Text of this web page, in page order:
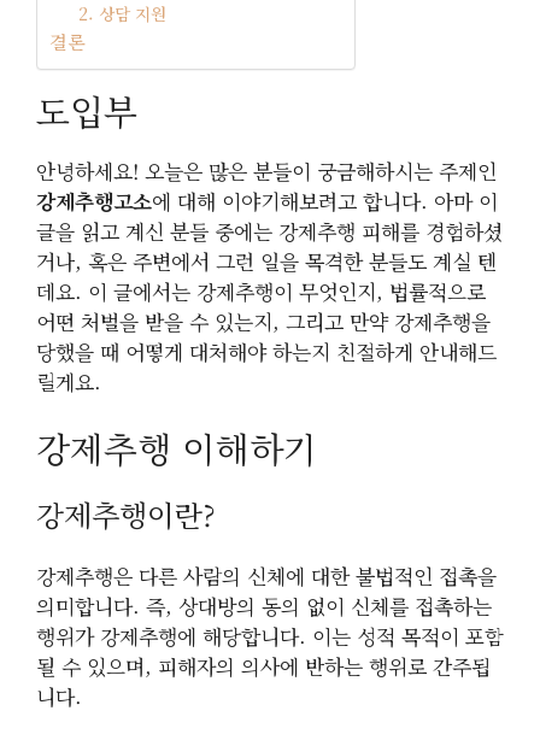
2. 상담 지원
결론
도입부
안녕하세요! 오늘은 많은 분들이 궁금해하시는 주제인
강제추행고소에 대해 이야기해보려고 합니다. 아마 이
글을 읽고 계신 분들 중에는 강제추행 피해를 경험하셨
거나, 혹은 주변에서 그런 일을 목격한 분들도 계실 텐
데요. 이 글에서는 강제추행이 무엇인지, 법률적으로
어떤 처벌을 받을 수 있는지, 그리고 만약 강제추행을
당했을 때 어떻게 대처해야 하는지 친절하게 안내해드
릴게요.
강제추행 이해하기
강제추행이란?
강제추행은 다른 사람의 신체에 대한 불법적인 접촉을
의미합니다. 즉, 상대방의 동의 없이 신체를 접촉하는
행위가 강제추행에 해당합니다. 이는 성적 목적이 포함
될 수 있으며, 피해자의 의사에 반하는 행위로 간주됩
니다.